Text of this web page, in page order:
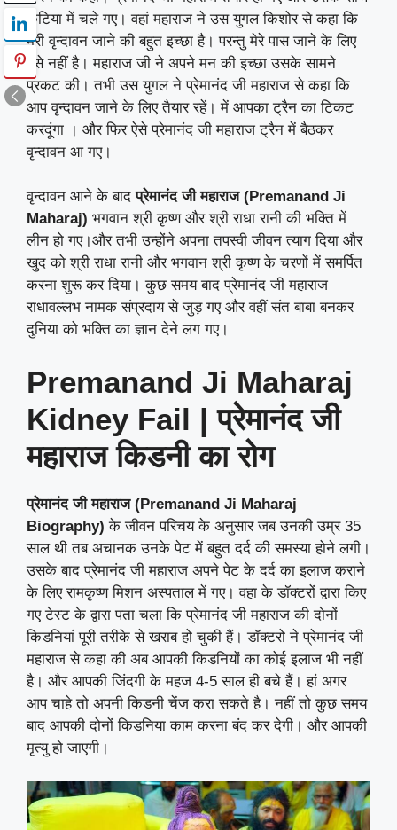
कुटिया में चले गए। वहां महाराज ने उस युगल किशोर से कहा कि
मेरी वृन्दावन जाने की बहुत इच्छा है। परन्तु मेरे पास जाने के लिए
पैसे नहीं है। महाराज जी ने अपने मन की इच्छा उसके सामने
प्रकट की। तभी उस युगल ने प्रेमानंद जी महाराज से कहा कि
आप वृन्दावन जाने के लिए तैयार रहें। में आपका ट्रैन का टिकट
करदूंगा । और फिर ऐसे प्रेमानंद जी महाराज ट्रैन में बैठकर
वृन्दावन आ गए।
वृन्दावन आने के बादप्रेमानंद जी महाराज (Premanand Ji
Maharaj) भगवान श्री कृष्ण और श्री राधा रानी की भक्ति में
लीन हो गए।और तभी उन्होंने अपना तपस्वी जीवन त्याग दिया और
खुद को श्री राधा रानी और भगवान श्री कृष्ण के चरणों में समर्पित
करना शुरू कर दिया। कुछ समय बाद प्रेमानंद जी महाराज
राधावल्लभ नामक संप्रदाय से जुड़ गए और वहीं संत बाबा बनकर
दुनिया को भक्ति का ज्ञान देने लग गए।
Premanand Ji Maharaj
Kidney Fail | प्रेमानंद जी
महाराज किडनी का रोग
प्रेमानंद जी महाराज (Premanand Ji Maharaj
Biography) के जीवन परिचय के अनुसार जब उनकी उम्र 35
साल थी तब अचानक उनके पेट में बहुत दर्द की समस्या होने लगी।
उसके बाद प्रेमानंद जी महाराज अपने पेट के दर्द का इलाज कराने
के लिए रामकृष्ण मिशन अस्पताल में गए। वहा के डॉक्टरों द्वारा किए
गए टेस्ट के द्वारा पता चला कि प्रेमानंद जी महाराज की दोनों
किडनियां पूरी तरीके से खराब हो चुकी हैं। डॉक्टरो ने प्रेमानंद जी
महाराज से कहा की अब आपकी किडनियों का कोई इलाज भी नहीं
है। और आपकी जिंदगी के महज 4-5 साल ही बचे हैं। हां अगर
आप चाहे तो अपनी किडनी चेंज करा सकते है। नहीं तो कुछ समय
बाद आपकी दोनों किडनिया काम करना बंद कर देगी। और आपकी
मृत्यु हो जाएगी।